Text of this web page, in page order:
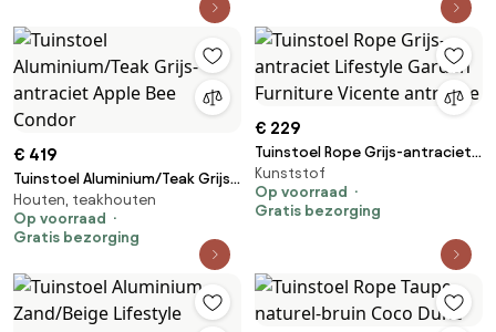
€ 419
Tuinstoel Aluminium/Teak Grijs-
antraciet Apple Bee Condor
Houten, teakhouten
Op voorraad
Gratis bezorging
€ 229
Tuinstoel Rope Grijs-antraciet
Lifestyle Garden Furniture
Vicente antracite
Kunststof
Op voorraad
Gratis bezorging